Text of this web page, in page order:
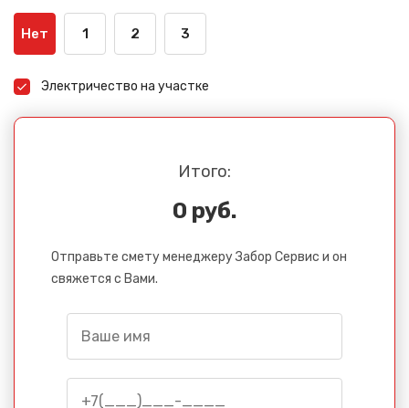
Нет 1 2 3
Электричество на участке
Итого:
0 руб.
Отправьте смету менеджеру Забор Сервис и он
свяжется с Вами.